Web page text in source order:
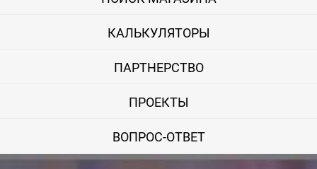
Оплата при получении
Вы можете оплатить заказ непосредственно при получении
Вы можете оплатить заказ по выставленному счету в любом
КАЛЬКУЛЯТОРЫ
ПАРТНЕРСТВО
ПРОЕКТЫ
ВОПРОС-ОТВЕТ